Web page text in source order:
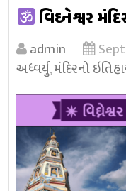
વિઘ્નેશ્વર
admin
અધ્વર્યુ,મંદિરનો